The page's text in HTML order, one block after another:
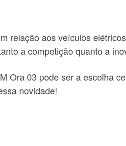
relação aos veículos
a competição quanto a
Ora 03 pode ser a escolha
novidade!